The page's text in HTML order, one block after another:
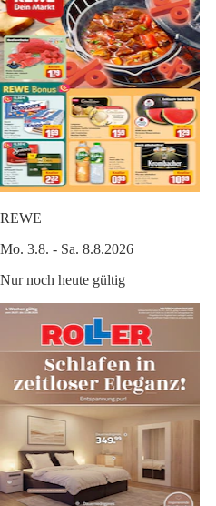
REWE
Mo. 3.8. - Sa. 8.8.2026
Nur noch heute gültig